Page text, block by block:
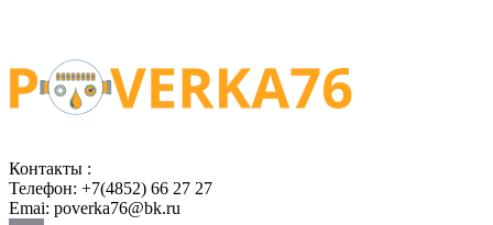
Контакты :
Телефон: +7(4852) 66 27 27
Emai: poverka76@bk.ru